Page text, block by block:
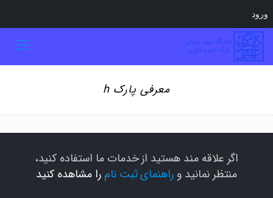
معرفی پارک h
اگر علاقه مند هستید از خدمات ما استفاده کنید،
منتظر نمانید و راهنمای ثبت نام را مشاهده کنید
ورود